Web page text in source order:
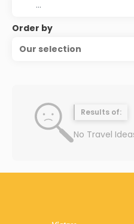
Order by
Our selection
Results of:
No Travel